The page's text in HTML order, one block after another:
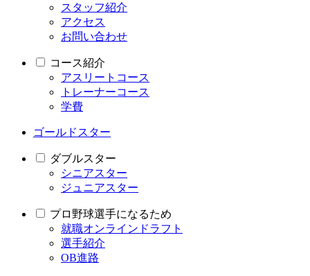
スタッフ紹介
アクセス
お問い合わせ
コース紹介
アスリートコース
トレーナーコース
学費
ゴールドスター
ダブルスター
シニアスター
ジュニアスター
プロ野球選手になるため
就職オンラインドラフト
選手紹介
OB進路